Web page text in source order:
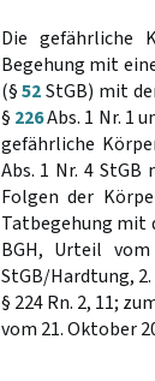
Die gefährliche
Begehung mit
(§52StGB) mit
§ 226Abs. 1 Nr. 1
gefährliche
Abs. 1 Nr. 4
Folgen der
Tatbegehung mit
BGH, Urteil
StGB/Hardtung,
§ 224 Rn. 2, 11;
vom 21. Oktober